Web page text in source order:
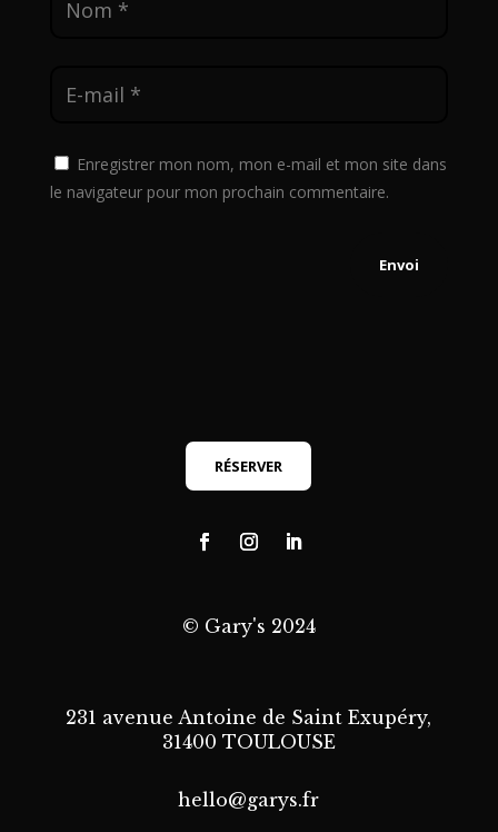
Enregistrer mon nom, mon e-mail et mon site dans
le navigateur pour mon prochain commentaire.
Envoi
RÉSERVER
© Gary's 2024
231 avenue Antoine de Saint Exupéry,
31400 TOULOUSE
hello@garys.fr